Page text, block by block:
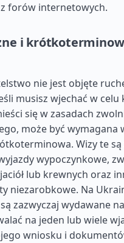
forów internetowych.
i
nie jest objęte
musisz wjechać w celu
się w zasadach
może być wymagana
Wizy te są
wypoczynkowe,
lub krewnych oraz
niezarobkowe. Na
zazwyczaj wydawane
na jeden lub wiele
wniosku i